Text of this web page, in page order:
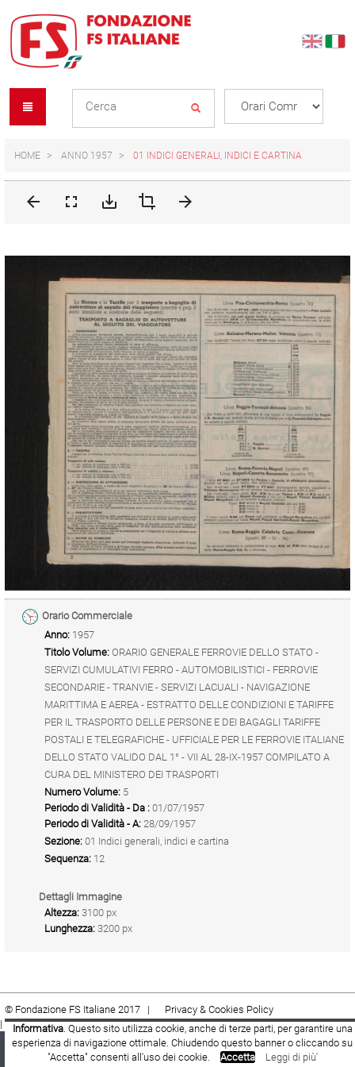
content
navigation
menu
HOME ANNO 1957 01 INDICI GENERALI, INDICI E CARTINA
Orario Commerciale
Anno: 1957
Titolo Volume: ORARIO GENERALE FERROVIE DELLO STATO -
SERVIZI CUMULATIVI FERRO - AUTOMOBILISTICI - FERROVIE
SECONDARIE - TRANVIE - SERVIZI LACUALI - NAVIGAZIONE
MARITTIMA E AEREA - ESTRATTO DELLE CONDIZIONI E TARIFFE
PER IL TRASPORTO DELLE PERSONE E DEI BAGAGLI TARIFFE
POSTALI E TELEGRAFICHE - UFFICIALE PER LE FERROVIE ITALIANE
DELLO STATO VALIDO DAL 1° - VII AL 28-IX-1957 COMPILATO A
CURA DEL MINISTERO DEI TRASPORTI
Numero Volume: 5
Periodo di Validità - Da : 01/07/1957
Periodo di Validità - A: 28/09/1957
Sezione: 01 Indici generali, indici e cartina
Sequenza: 12
Dettagli Immagine
Altezza: 3100 px
Lunghezza: 3200 px
© Fondazione FS Italiane 2017 |
Privacy & Cookies Policy
|Cookie|Termini e condizioni
Informativa. Questo sito utilizza cookie, anche di terze parti, per garantire una
esperienza di navigazione ottimale. Chiudendo questo banner o cliccando su
"Accetta" consenti all'uso dei cookie.
Accetta Leggi di più'
Facebook
Youtube
Fondazione FS Italiane